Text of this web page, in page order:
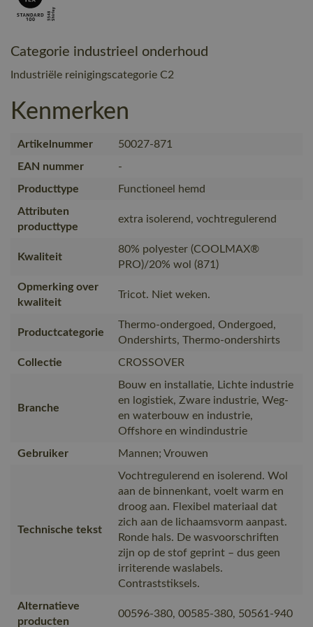
Categorie industrieel onderhoud
Industriële reinigingscategorie C2
Kenmerken
Artikelnummer
50027-871
EAN nummer
-
Producttype
Functioneel hemd
Attributen
producttype
extra isolerend, vochtregulerend
Kwaliteit
80% polyester (COOLMAX®
PRO)/20% wol (871)
Opmerking over
kwaliteit
Tricot. Niet weken.
Productcategorie
Thermo-ondergoed, Ondergoed,
Ondershirts, Thermo-ondershirts
Collectie
CROSSOVER
Branche
Bouw en installatie, Lichte industrie
en logistiek, Zware industrie, Weg-
en waterbouw en industrie,
Offshore en windindustrie
Gebruiker
Mannen; Vrouwen
Technische tekst
Vochtregulerend en isolerend. Wol
aan de binnenkant, voelt warm en
droog aan. Flexibel materiaal dat
zich aan de lichaamsvorm aanpast.
Ronde hals. De wasvoorschriften
zijn op de stof geprint – dus geen
irriterende waslabels.
Contraststiksels.
Alternatieve
producten
00596-380, 00585-380, 50561-940